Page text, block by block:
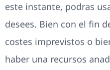
este instante, podras
desees. Bien con el fin
costes imprevistos o
haber una recursos